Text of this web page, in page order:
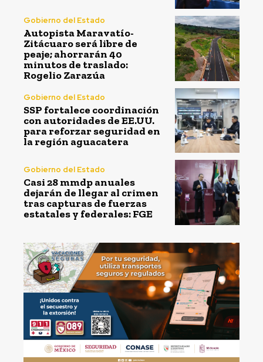
Gobierno del Estado
Autopista Maravatío-
Zitácuaro será libre de
peaje; ahorrarán 40
minutos de traslado:
Rogelio Zarazúa
Gobierno del Estado
SSP fortalece coordinación
con autoridades de EE.UU.
para reforzar seguridad en
la región aguacatera
Gobierno del Estado
Casi 28 mmdp anuales
dejarán de llegar al crimen
tras capturas de fuerzas
estatales y federales: FGE